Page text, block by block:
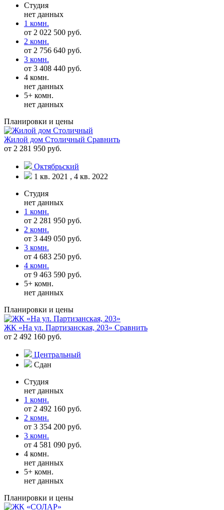
Студия
нет данных
1 комн.
от 2 022 500 руб.
2 комн.
от 2 756 640 руб.
3 комн.
от 3 408 440 руб.
4 комн.
нет данных
5+ комн.
нет данных
Планировки и цены
Жилой дом Столичный Сравнить
от 2 281 950 руб.
Октябрьский
1 кв. 2021 , 4 кв. 2022
Студия
нет данных
1 комн.
от 2 281 950 руб.
2 комн.
от 3 449 050 руб.
3 комн.
от 4 683 250 руб.
4 комн.
от 9 463 590 руб.
5+ комн.
нет данных
Планировки и цены
ЖК «На ул. Партизанская, 203» Сравнить
от 2 492 160 руб.
Центральный
Сдан
Студия
нет данных
1 комн.
от 2 492 160 руб.
2 комн.
от 3 354 200 руб.
3 комн.
от 4 581 090 руб.
4 комн.
нет данных
5+ комн.
нет данных
Планировки и цены